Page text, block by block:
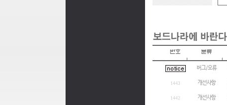
버그/오류
1443 개선사항
1442 개선사항